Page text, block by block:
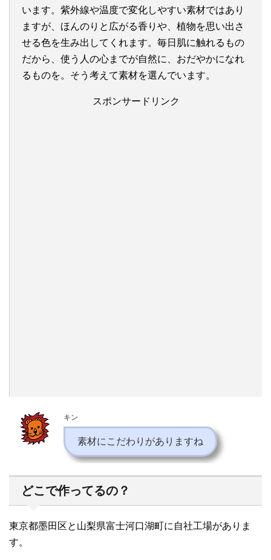
います。紫外線や温度で変化しやすい素材ではあり
ますが、ほんのりと広がる香りや、植物を思い出さ
せる色を生み出してくれます。毎日肌に触れるもの
だから、使う人の心までが自然に、おだやかになれ
るものを。そう考えて素材を選んでいます。
スポンサードリンク
キン
素材にこだわりがありますね
どこで作ってるの？
東京都墨田区と山梨県富士河口湖町に自社工場がありま
す。